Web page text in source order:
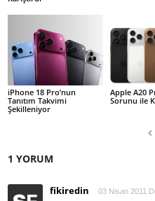
iPhone 18 Pro’nun
Tanıtım Takvimi
Şekilleniyor
Apple A20
Sorunu ile
1 YORUM
fikiredin 03 Nisan 2011